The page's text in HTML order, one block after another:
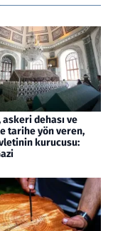
dehası ve
tarihe yön veren,
kurucusu: